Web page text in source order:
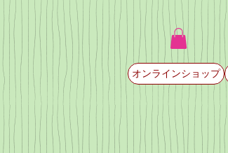
オンラインショップ